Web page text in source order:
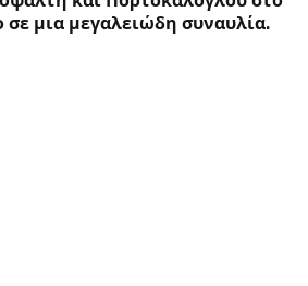
μια μεγαλειώδη συναυλία.